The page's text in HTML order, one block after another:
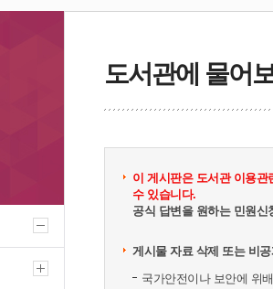
전자도
도서관서
FAQ
도서관에 물어
이 게시판은 도서관 이용
수 있습니다.
공식 답변을 원하는 민원
게시물 자료 삭제 또는 비
국가안전이나 보안에 위